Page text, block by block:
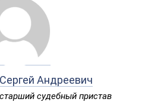
Андреевич
судебный пристав